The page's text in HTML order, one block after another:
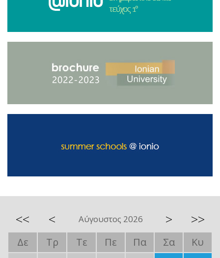
<< < Αύγουστος 2026 > >>
Δε Τρ Τε Πε Πα Σα
Κυ